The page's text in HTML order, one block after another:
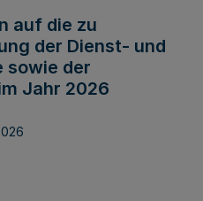
auf die zu
der Dienst- und
sowie der
Jahr 2026